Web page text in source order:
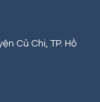
Củ Chi, TP. Hồ